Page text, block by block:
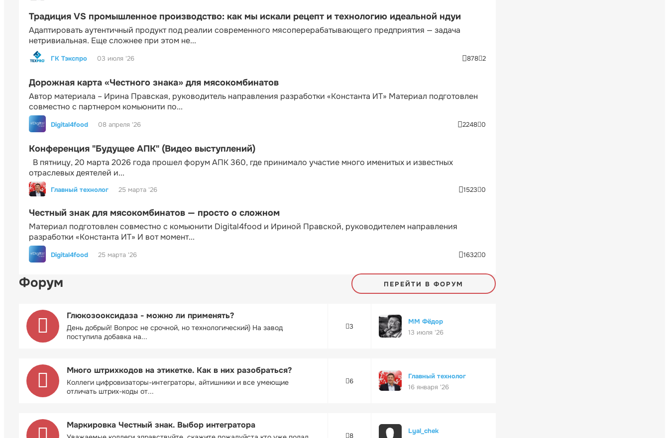
Традиция VS промышленное производство: как мы искали рецепт и технологию идеальной ндуи
Адаптировать аутентичный продукт под реалии современного мясоперерабатывающего предприятия — задача
нетривиальная. Еще сложнее при этом не...
ГК Тэкспро 03 июля '26 878 2
Дорожная карта «Честного знака» для мясокомбинатов
Автор материала – Ирина Правская, руководитель направления разработки «Константа ИТ» Материал подготовлен
совместно с партнером комьюнити по...
Digital4food 08 апреля '26 2248 0
Конференция "Будущее АПК" (Видео выступлений)
В пятницу, 20 марта 2026 года прошел форум АПК 360, где принимало участие много именитых и известных
отраслевых деятелей и...
Главный технолог 25 марта '26 1523 0
Честный знак для мясокомбинатов — просто о сложном
Материал подготовлен совместно с комьюнити Digital4food и Ириной Правской, руководителем направления
разработки «Константа ИТ» И вот момент...
Digital4food 25 марта '26 1632 0
Форум ПЕРЕЙТИ В ФОРУМ
Глюкозооксидаза - можно ли применять?
День добрый! Вопрос не срочной, но технологический) На завод
поступила добавка на...
3
ММ Фёдор
13 июля '26
Много штрихкодов на этикетке. Как в них разобраться?
Коллеги цифровизаторы-интеграторы, айтишники и все умеющие
отличать штрих-коды от...
6
Главный технолог
16 января '26
Маркировка Честный знак. Выбор интегратора
8
Lyal_chek